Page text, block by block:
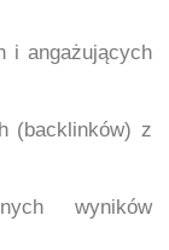
i angażujących
(backlinków) z
wyników